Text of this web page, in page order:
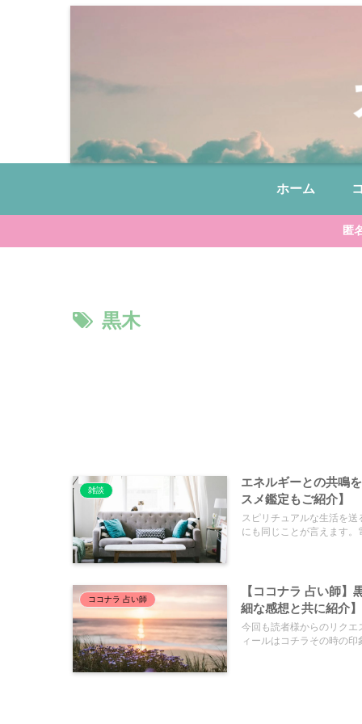
ホーム
匿
黒木
雑談
エネルギーとの共鳴
スメ鑑定もご紹介】
スピリチュアルな生活を
にも同じことが言えます。
ココナラ 占い師
【ココナラ 占い師
細な感想と共に紹介】
今回も読者様からのリク
ィールはコチラその時の印